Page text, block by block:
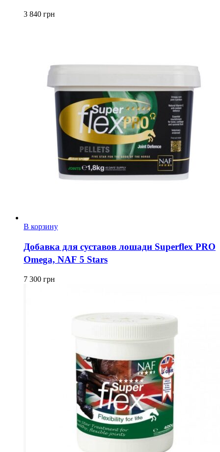
3 840 грн
В корзину
Добавка для суставов лошади Superflex PRO
Omega, NAF 5 Stars
7 300 грн